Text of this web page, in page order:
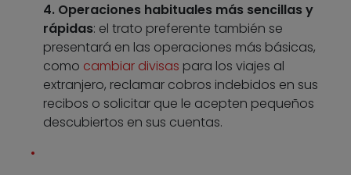
4. Operaciones habituales más sencillas y
rápidas: el trato preferente también se
presentará en las operaciones más básicas,
como cambiar divisas para los viajes al
extranjero, reclamar cobros indebidos en sus
recibos o solicitar que le acepten pequeños
descubiertos en sus cuentas.